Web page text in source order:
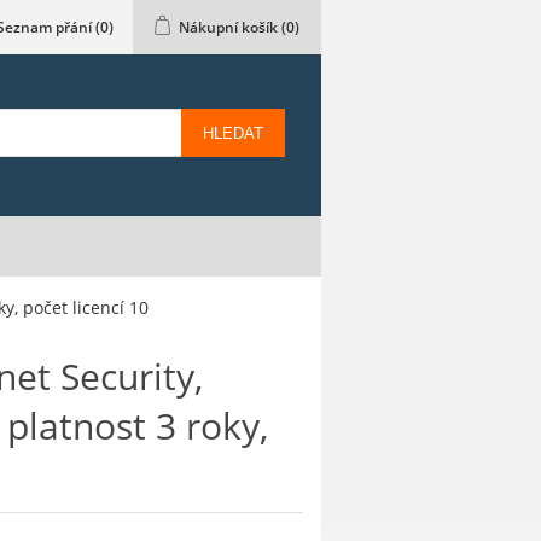
přání(0) Nákupní košík(0)
HLEDAT
počet licencí 10
Security,
3 roky,